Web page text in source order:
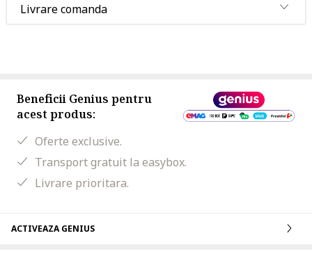
Livrare comanda
Beneficii Genius pentru
acest produs:
Oferte exclusive.
Transport gratuit la easybox.
Livrare prioritara.
ACTIVEAZA GENIUS